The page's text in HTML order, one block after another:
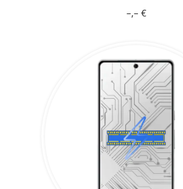
–,– €